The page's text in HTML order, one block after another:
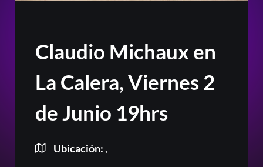
Claudio Michaux en
La Calera, Viernes 2
de Junio 19hrs
Ubicación: ,